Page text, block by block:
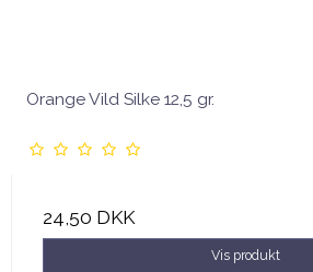
Orange Vild Silke 12,5 gr.
24,50 DKK
Vis produkt